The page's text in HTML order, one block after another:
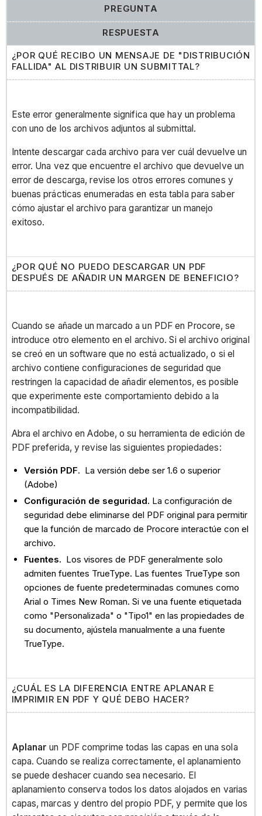
PREGUNTA
RESPUESTA
¿POR QUÉ RECIBO UN MENSAJE DE "DISTRIBUCIÓN
FALLIDA" AL DISTRIBUIR UN SUBMITTAL?
Este error generalmente significa que hay un problema
con uno de los archivos adjuntos al submittal.
Intente descargar cada archivo para ver cuál devuelve un
error. Una vez que encuentre el archivo que devuelve un
error de descarga, revise los otros errores comunes y
buenas prácticas enumeradas en esta tabla para saber
cómo ajustar el archivo para garantizar un manejo
exitoso.
¿POR QUÉ NO PUEDO DESCARGAR UN PDF
DESPUÉS DE AÑADIR UN MARGEN DE BENEFICIO?
Cuando se añade un marcado a un PDF en Procore, se
introduce otro elemento en el archivo. Si el archivo original
se creó en un software que no está actualizado, o si el
archivo contiene configuraciones de seguridad que
restringen la capacidad de añadir elementos, es posible
que experimente este comportamiento debido a la
incompatibilidad.
Abra el archivo en Adobe, o su herramienta de edición de
PDF preferida, y revise las siguientes propiedades:
Versión PDF. La versión debe ser 1.6 o superior
(Adobe)
Configuración de seguridad. La configuración de
seguridad debe eliminarse del PDF original para permitir
que la función de marcado de Procore interactúe con el
archivo.
Fuentes. Los visores de PDF generalmente solo
admiten fuentes TrueType. Las fuentes TrueType son
opciones de fuente predeterminadas comunes como
Arial o Times New Roman. Si ve una fuente etiquetada
como "Personalizada" o "Tipo1" en las propiedades de
su documento, ajústela manualmente a una fuente
TrueType.
¿CUÁL ES LA DIFERENCIA ENTRE APLANAR E
IMPRIMIR EN PDF Y QUÉ DEBO HACER?
Aplanar un PDF comprime todas las capas en una sola
capa. Cuando se realiza correctamente, el aplanamiento
se puede deshacer cuando sea necesario. El
aplanamiento conserva todos los datos alojados en varias
capas, marcas y dentro del propio PDF, y permite que los